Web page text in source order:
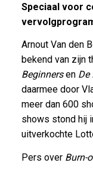
Speciaal voor
Arnout Van den
bekend van zijn
Beginnersen De
daarmee door
meer dan 600
shows stond hij
uitverkochte
Pers over Burn-